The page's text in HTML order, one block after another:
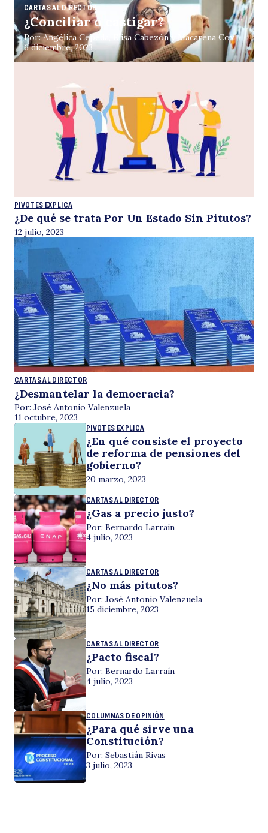
CARTAS AL DIRECTOR
¿Conciliar o castigar?
Por: Angélica Cepeda, Elisa Cabezón y Macarena Cox
6 diciembre, 2023
PIVOTES EXPLICA
¿De qué se trata Por Un Estado Sin Pitutos?
12 julio, 2023
CARTAS AL DIRECTOR
¿Desmantelar la democracia?
Por: José Antonio Valenzuela
11 octubre, 2023
PIVOTES EXPLICA
¿En qué consiste el proyecto
de reforma de pensiones del
gobierno?
20 marzo, 2023
CARTAS AL DIRECTOR
¿Gas a precio justo?
Por: Bernardo Larraín
4 julio, 2023
CARTAS AL DIRECTOR
¿No más pitutos?
Por: José Antonio Valenzuela
15 diciembre, 2023
CARTAS AL DIRECTOR
¿Pacto fiscal?
Por: Bernardo Larraín
4 julio, 2023
COLUMNAS DE OPINIÓN
¿Para qué sirve una
Constitución?
Por: Sebastián Rivas
3 julio, 2023